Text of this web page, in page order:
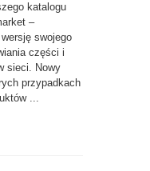
katalogu
–
swojego
części i
sieci. Nowy
przypadkach
...